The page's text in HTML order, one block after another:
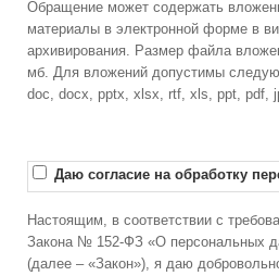
Обращение может содержать
материалы в электронной форме в
архивирования. Размер файла
мб. Для вложений допустимы
doc, docx, pptx, xlsx, rtf, xls, ppt, pdf,
Даю согласие на обработку
Настоящим, в соответствии с
Закона № 152-ФЗ «О персональных
(далее – «Закон»), я даю